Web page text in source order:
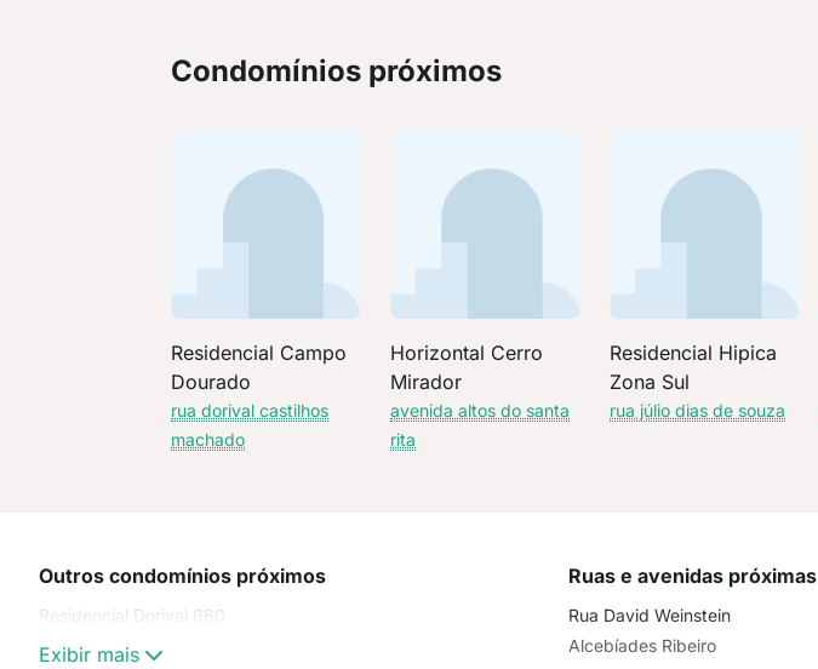
Condomínios próximos
Residencial Campo
Dourado
rua dorival castilhos
machado
Horizontal Cerro
Mirador
avenida altos do santa
rita
Residencial Hipica
Zona Sul
rua júlio dias de souza
Outros condomínios próximos
Residencial Dorival 660
Exibir mais
Ruas e avenidas próximas
Rua David Weinstein
Alcebíades Ribeiro